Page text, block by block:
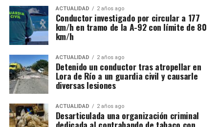
ACTUALIDAD 2 años ago
Conductor investigado por circular a 177
km/h en tramo de la A-92 con límite de 80
km/h
ACTUALIDAD 2 años ago
Detenido un conductor tras atropellar en
Lora de Río a un guardia civil y causarle
diversas lesiones
ACTUALIDAD 2 años ago
Desarticulada una organización criminal